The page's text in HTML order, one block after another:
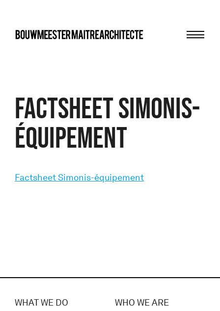
Factsheet Simonis-
équipement
Factsheet Simonis-équipement
WHAT WE DO
WHO WE ARE